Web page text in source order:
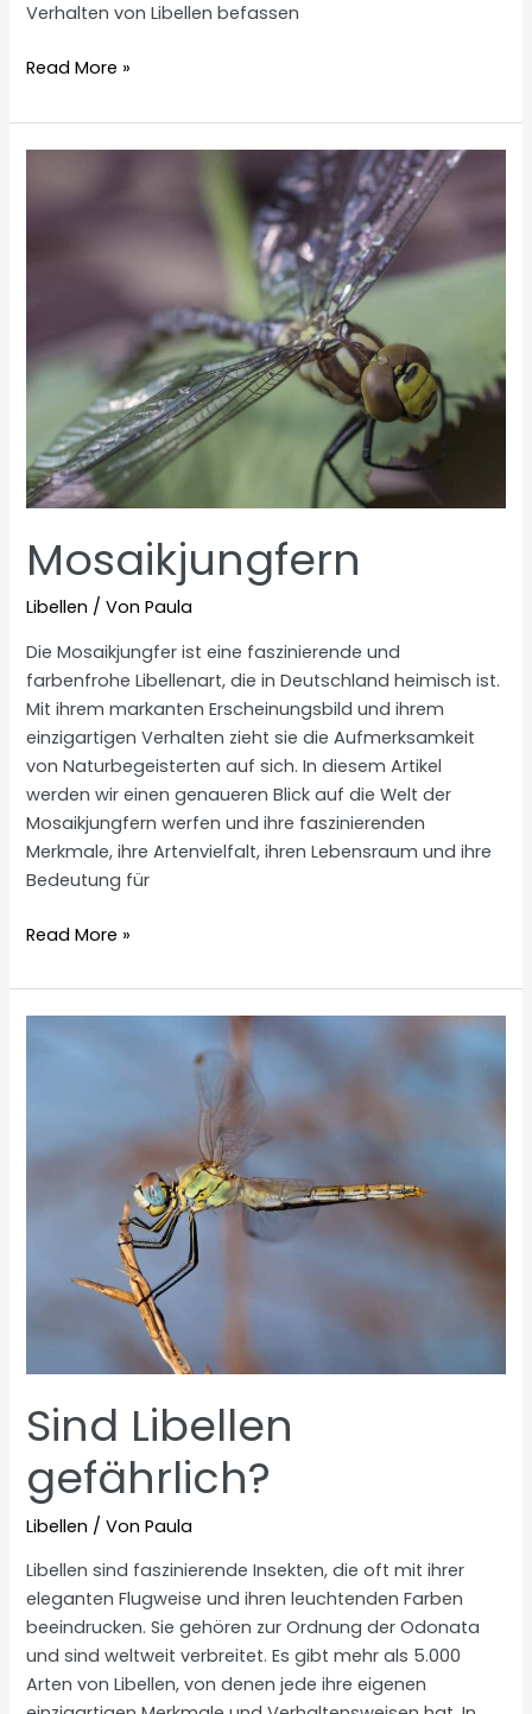
Verhalten von Libellen befassen
Können
beißen?
Read More »
Mosaikjungfern
Libellen / VonPaula
Die Mosaikjungfer ist eine faszinierende und
farbenfrohe Libellenart, die in Deutschland heimisch ist.
Mit ihrem markanten Erscheinungsbild und ihrem
einzigartigen Verhalten zieht sie die Aufmerksamkeit
von Naturbegeisterten auf sich. In diesem Artikel
werden wir einen genaueren Blick auf die Welt der
Mosaikjungfern werfen und ihre faszinierenden
Merkmale, ihre Artenvielfalt, ihren Lebensraum und ihre
Bedeutung für
Mosaikjungfern
Read More »
Sind Libellen
gefährlich?
Libellen / VonPaula
Libellen sind faszinierende Insekten, die oft mit ihrer
eleganten Flugweise und ihren leuchtenden Farben
beeindrucken. Sie gehören zur Ordnung der Odonata
und sind weltweit verbreitet. Es gibt mehr als 5.000
Arten von Libellen, von denen jede ihre eigenen